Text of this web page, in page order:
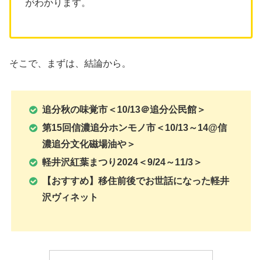
がわかります。
そこで、まずは、結論から。
追分秋の味覚市＜10/13＠追分公民館＞
第15回信濃追分ホンモノ市＜10/13～14@信
濃追分文化磁場油や＞
軽井沢紅葉まつり2024＜9/24～11/3＞
【おすすめ】移住前後でお世話になった軽井
沢ヴィネット